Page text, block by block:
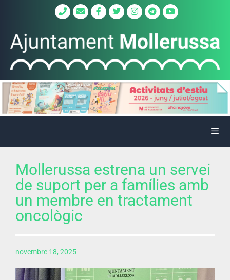
Mollerussa estrena un servei
de suport per a famílies amb
un membre en tractament
oncològic
novembre 18, 2025